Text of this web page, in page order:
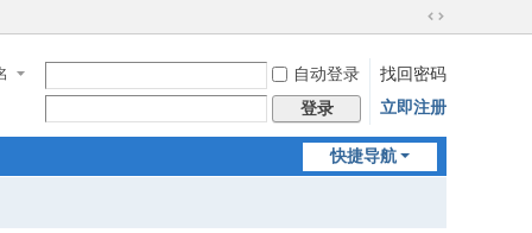
切
到
宽
自动登录
找回密码
登录
立即注册
快捷导航